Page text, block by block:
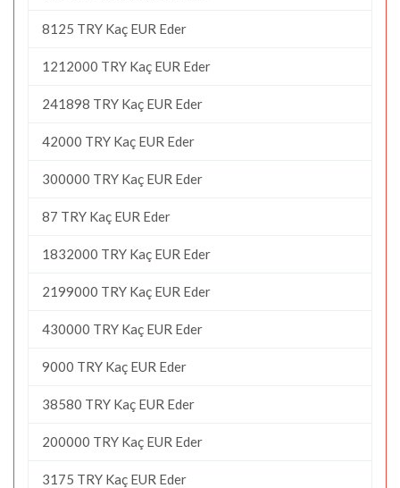
8125 TRY Kaç EUR Eder
1212000 TRY Kaç EUR Eder
241898 TRY Kaç EUR Eder
42000 TRY Kaç EUR Eder
300000 TRY Kaç EUR Eder
87 TRY Kaç EUR Eder
1832000 TRY Kaç EUR Eder
2199000 TRY Kaç EUR Eder
430000 TRY Kaç EUR Eder
9000 TRY Kaç EUR Eder
38580 TRY Kaç EUR Eder
200000 TRY Kaç EUR Eder
3175 TRY Kaç EUR Eder